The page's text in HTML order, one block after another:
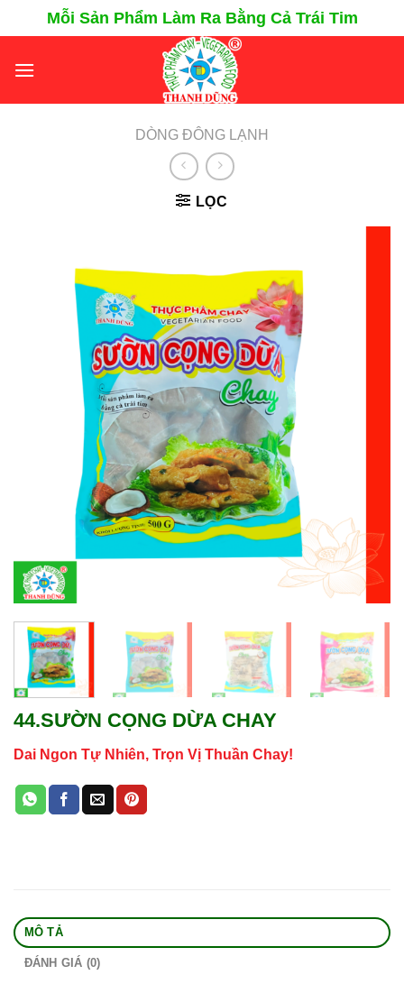
Chuyển
đến
dung
Mỗi Sản Phẩm Làm Ra Bằng Cả Trái Tim
DÒNG ĐÔNG LẠNH
LỌC
44.SƯỜN CỌNG DỪA CHAY
Dai Ngon Tự Nhiên, Trọn Vị Thuần Chay!
MÔ TẢ
ĐÁNH GIÁ (0)